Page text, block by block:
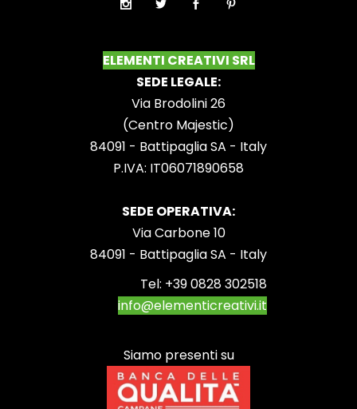
ELEMENTI CREATIVI SRL
SEDE LEGALE:
Via Brodolini 26
(Centro Majestic)
84091 - Battipaglia SA - Italy
P.IVA: IT06071890658
SEDE OPERATIVA:
Via Carbone 10
84091 - Battipaglia SA - Italy
Tel: +39 0828 302518
info@elementicreativi.it
Siamo presenti su